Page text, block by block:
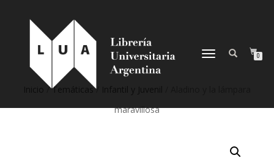
NAVEGACIÓN
0
/Temáticas/
maravillosa